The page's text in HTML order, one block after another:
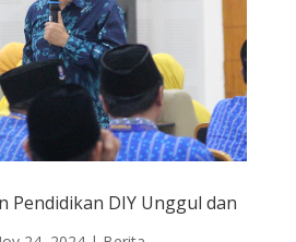
Pendidikan DIY Unggul dan